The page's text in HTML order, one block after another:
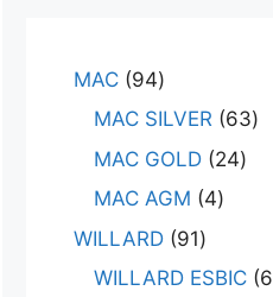
MAC 94
MAC SILVER 63
MAC GOLD 24
MAC AGM
4
WILLARD 91
WILLARD ESBIC 6